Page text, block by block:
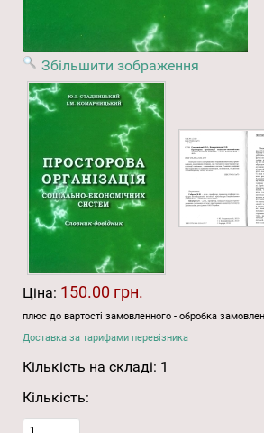
Збільшити зображення
Ціна: 150.00 грн.
плюс до вартості замовленного - обробка
Доставка за тарифами перевізника
Кількість на складі: 1
Кількість: